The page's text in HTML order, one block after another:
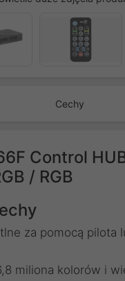
Cechy
Control
/ RGB
za pomocą pilota
miliona kolorów i